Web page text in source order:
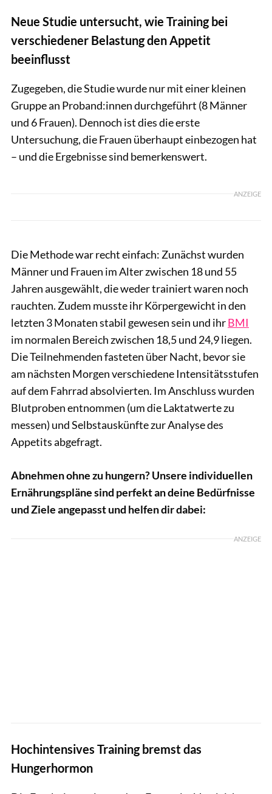
Neue Studie untersucht, wie Training bei
verschiedener Belastung den Appetit
beeinflusst
Zugegeben, die Studie wurde nur mit einer kleinen
Gruppe an Proband:innen durchgeführt (8 Männer
und 6 Frauen). Dennoch ist dies die erste
Untersuchung, die Frauen überhaupt einbezogen hat
– und die Ergebnisse sind bemerkenswert.
ANZEIGE
Die Methode war recht einfach: Zunächst wurden
Männer und Frauen im Alter zwischen 18 und 55
Jahren ausgewählt, die weder trainiert waren noch
rauchten. Zudem musste ihr Körpergewicht in den
letzten 3 Monaten stabil gewesen sein und ihrBMI
im normalen Bereich zwischen 18,5 und 24,9 liegen.
Die Teilnehmenden fasteten über Nacht, bevor sie
am nächsten Morgen verschiedene Intensitätsstufen
auf dem Fahrrad absolvierten. Im Anschluss wurden
Blutproben entnommen (um die Laktatwerte zu
messen) und Selbstauskünfte zur Analyse des
Appetits abgefragt.
Abnehmen ohne zu hungern? Unsere individuellen
Ernährungspläne sind perfekt an deine Bedürfnisse
und Ziele angepasst und helfen dir dabei:
ANZEIGE
Hochintensives Training bremst das
Hungerhormon